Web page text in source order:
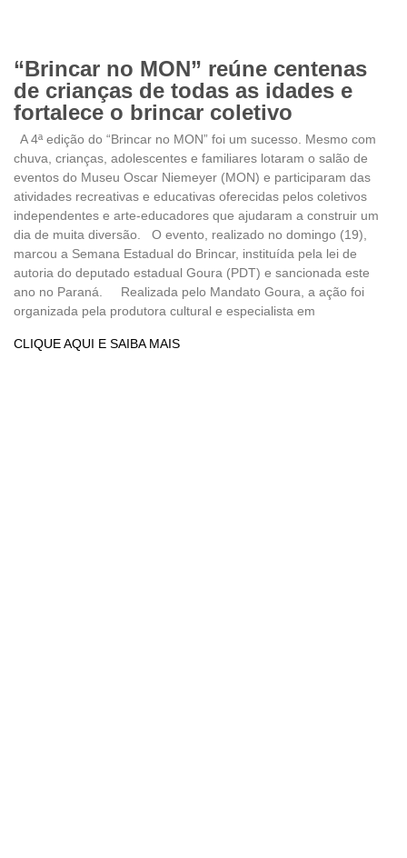
“Brincar no MON” reúne centenas
de crianças de todas as idades e
fortalece o brincar coletivo
A 4ª edição do “Brincar no MON” foi um sucesso. Mesmo com
chuva, crianças, adolescentes e familiares lotaram o salão de
eventos do Museu Oscar Niemeyer (MON) e participaram das
atividades recreativas e educativas oferecidas pelos coletivos
independentes e arte-educadores que ajudaram a construir um
dia de muita diversão. O evento, realizado no domingo (19),
marcou a Semana Estadual do Brincar, instituída pela lei de
autoria do deputado estadual Goura (PDT) e sancionada este
ano no Paraná. Realizada pelo Mandato Goura, a ação foi
organizada pela produtora cultural e especialista em
CLIQUE AQUI E SAIBA MAIS